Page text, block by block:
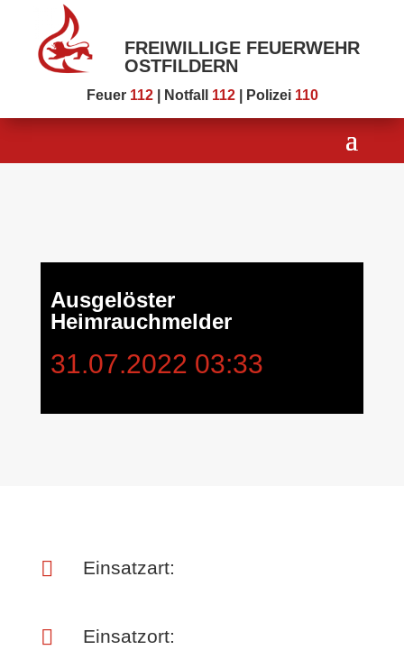
FREIWILLIGE FEUERWEHR
OSTFILDERN
Feuer 112| Notfall 112| Polizei 110
Ausgelöster
Heimrauchmelder
31.07.2022 03:33
 Einsatzart:
 Einsatzort: